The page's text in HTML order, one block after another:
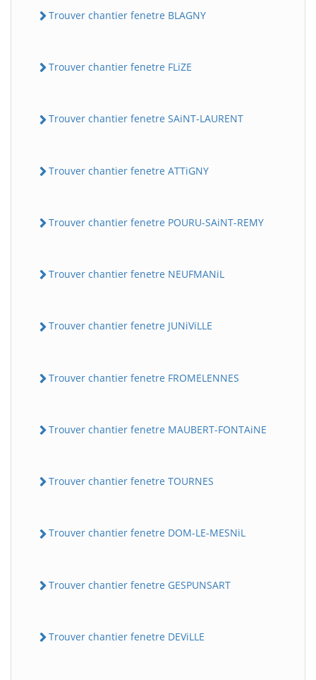
Trouver chantier fenetre BLAGNY
Trouver chantier fenetre FLiZE
Trouver chantier fenetre SAiNT-LAURENT
Trouver chantier fenetre ATTiGNY
Trouver chantier fenetre POURU-SAiNT-REMY
Trouver chantier fenetre NEUFMANiL
Trouver chantier fenetre JUNiViLLE
Trouver chantier fenetre FROMELENNES
Trouver chantier fenetre MAUBERT-FONTAiNE
Trouver chantier fenetre TOURNES
Trouver chantier fenetre DOM-LE-MESNiL
Trouver chantier fenetre GESPUNSART
Trouver chantier fenetre DEViLLE